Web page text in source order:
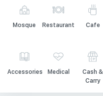
Mosque Restaurant Cafe
Accessories Medical
Cash &
Carry